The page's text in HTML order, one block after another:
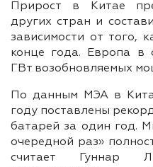
Прирост в Китае
других стран и
зависимости от того,
конце года. Европа в
ГВт возобновляемых
По данным МЭА в
году поставлены
батарей за один год.
очередной раз»
считает Гуннар